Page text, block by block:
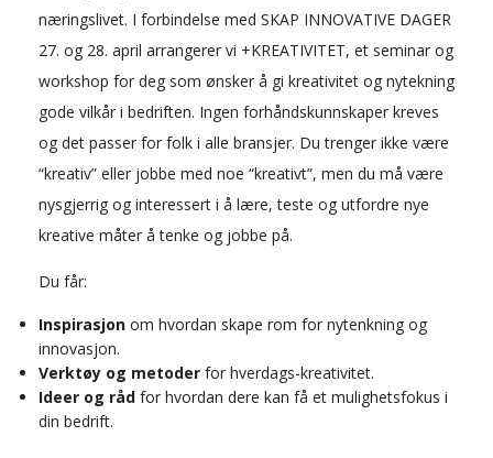
næringslivet. I forbindelse med SKAP INNOVATIVE DAGER
27. og 28. april arrangerer vi +KREATIVITET, et seminar og
workshop for deg som ønsker å gi kreativitet og nytekning
gode vilkår i bedriften. Ingen forhåndskunnskaper kreves
og det passer for folk i alle bransjer. Du trenger ikke være
“kreativ” eller jobbe med noe “kreativt”, men du må være
nysgjerrig og interessert i å lære, teste og utfordre nye
kreative måter å tenke og jobbe på.
Du får:
Inspirasjon om hvordan skape rom for nytenkning og
innovasjon.
Verktøy og metoder for hverdags-kreativitet.
Ideer og råd for hvordan dere kan få et mulighetsfokus i
din bedrift.